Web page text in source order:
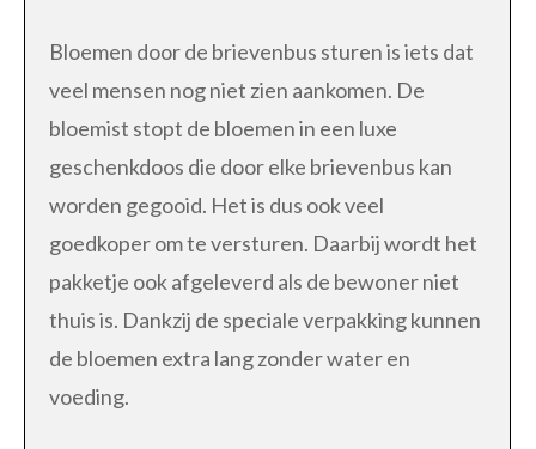
Bloemen door de brievenbus sturen is iets dat
veel mensen nog niet zien aankomen. De
bloemist stopt de bloemen in een luxe
geschenkdoos die door elke brievenbus kan
worden gegooid. Het is dus ook veel
goedkoper om te versturen. Daarbij wordt het
pakketje ook afgeleverd als de bewoner niet
thuis is. Dankzij de speciale verpakking kunnen
de bloemen extra lang zonder water en
voeding.